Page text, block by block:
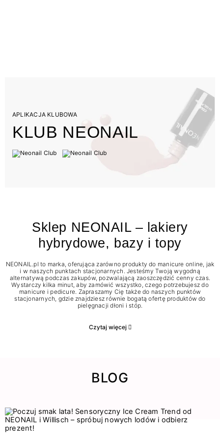
APLIKACJA KLUBOWA
KLUB NEONAIL
Sklep NEONAIL – lakiery
hybrydowe, bazy i topy
NEONAIL.pl to marka, oferująca zarówno produkty do manicure online, jak
i w naszych punktach stacjonarnych. Jesteśmy Twoją wygodną
alternatywą podczas zakupów, pozwalającą zaoszczędzić cenny czas.
Wystarczy kilka minut, aby zamówić wszystko, czego potrzebujesz do
manicure i pedicure. Zapraszamy Cię także do naszych punktów
stacjonarnych, gdzie znajdziesz równie bogatą ofertę produktów do
pielęgnacji dłoni i stóp.
Czytaj więcej
BLOG